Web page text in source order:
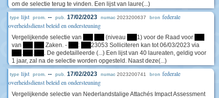
om de selectie terug te vinden. Een lijst van laure(...)
type lijst prom. -- pub. 17/02/2023 numac 2023200637 bron federale
overheidsdienst beleid en ondersteuning
Vergelijkende selectie van (niveau 1) voor de Raad voor
van
Zaken. - :
23053 Solliciteren kan tot 06/03/2023 via
. .
. De gedetailleerde (...) Een lijst van 40 laureaten, geldig voor
1 jaar, zal na de selectie worden opgesteld. Naast deze(...)
type lijst prom. -- pub. 17/02/2023 numac 2023200741 bron federale
overheidsdienst beleid en ondersteuning
Vergelijkende selectie van Nederlandstalige Attachés Impact Assessment